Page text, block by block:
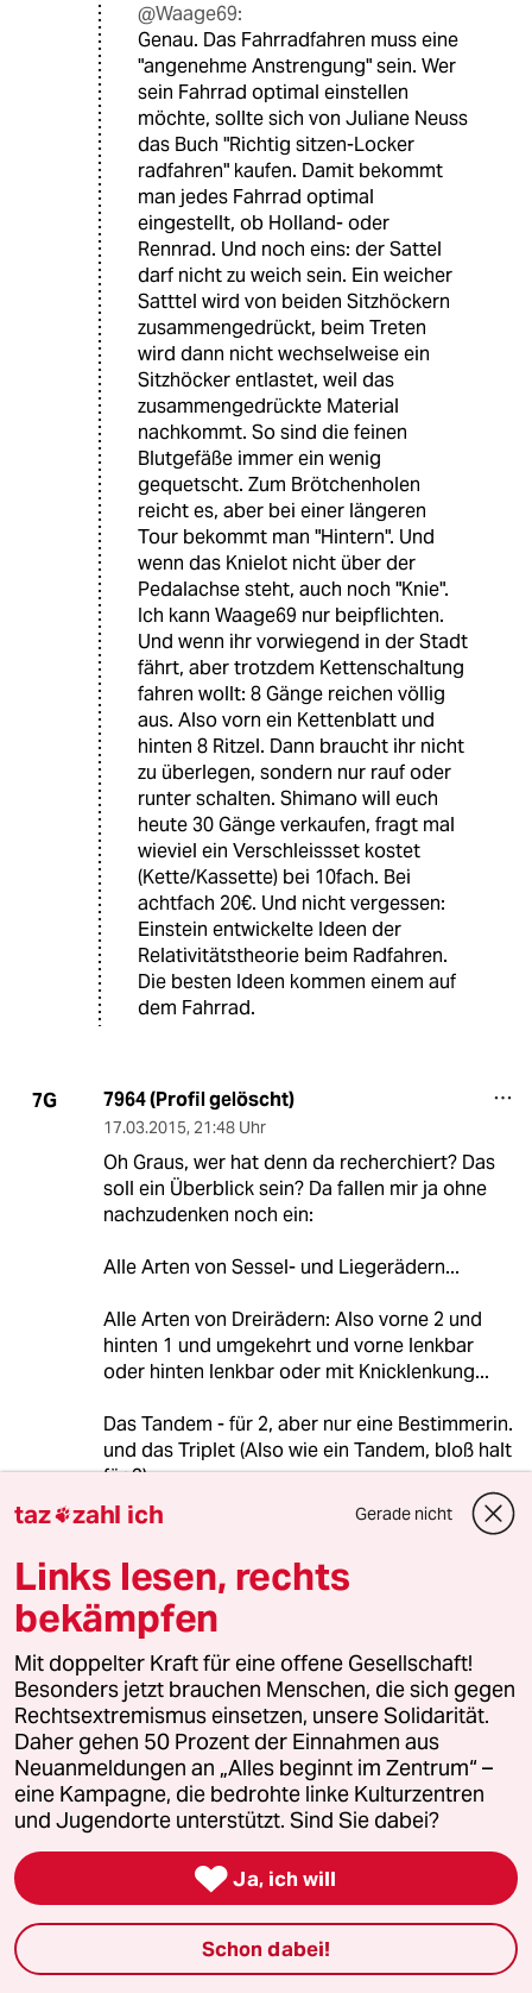
@Waage69:
Genau. Das Fahrradfahren muss eine
"angenehme Anstrengung" sein. Wer
sein Fahrrad optimal einstellen
möchte, sollte sich von Juliane Neuss
das Buch "Richtig sitzen-Locker
radfahren" kaufen. Damit bekommt
man jedes Fahrrad optimal
eingestellt, ob Holland- oder
Rennrad. Und noch eins: der Sattel
darf nicht zu weich sein. Ein weicher
Satttel wird von beiden Sitzhöckern
zusammengedrückt, beim Treten
wird dann nicht wechselweise ein
Sitzhöcker entlastet, weil das
zusammengedrückte Material
nachkommt. So sind die feinen
Blutgefäße immer ein wenig
gequetscht. Zum Brötchenholen
reicht es, aber bei einer längeren
Tour bekommt man "Hintern". Und
wenn das Knielot nicht über der
Pedalachse steht, auch noch "Knie".
Ich kann Waage69 nur beipflichten.
Und wenn ihr vorwiegend in der Stadt
fährt, aber trotzdem Kettenschaltung
fahren wollt: 8 Gänge reichen völlig
aus. Also vorn ein Kettenblatt und
hinten 8 Ritzel. Dann braucht ihr nicht
zu überlegen, sondern nur rauf oder
runter schalten. Shimano will euch
heute 30 Gänge verkaufen, fragt mal
wieviel ein Verschleissset kostet
(Kette/Kassette) bei 10fach. Bei
achtfach 20€. Und nicht vergessen:
Einstein entwickelte Ideen der
Relativitätstheorie beim Radfahren.
Die besten Ideen kommen einem auf
dem Fahrrad.
7G 7964 (Profil gelöscht)
17.03.2015, 21:48 Uhr
Oh Graus, wer hat denn da recherchiert? Das
soll ein Überblick sein? Da fallen mir ja ohne
nachzudenken noch ein:
Alle Arten von Sessel- und Liegerädern...
Alle Arten von Dreirädern: Also vorne 2 und
hinten 1 und umgekehrt und vorne lenkbar
oder hinten lenkbar oder mit Knicklenkung...
Das Tandem - für 2, aber nur eine Bestimmerin.
und das Triplet (Also wie ein Tandem, bloß halt
für 3)
Rikschas (indisch oder indonesisch)
und Exoten, wie z.B. Fahrräder mit
Seitenwagen für Lasten oder Personen.
Mit Standardrad meint der Autor vermutlich
den Diamantrahmen, der nur deswegen
so bekannt ist, weil Liegeräder für "klassische"
Radrennen verboten sind. (Die wären nämlich
schneller und das will keiner, weil sich dann die
Autos noch mehr ärgerten...)
meistkommentiert
1 Wehrplicht in Deutschland
Zwangsdienst ist nie gut, auch nicht für
taz zahl ich Gerade nicht
Links lesen, rechts
bekämpfen
Mit doppelter Kraft für eine offene Gesellschaft!
Besonders jetzt brauchen Menschen, die sich gegen
Rechtsextremismus einsetzen, unsere Solidarität.
Daher gehen 50 Prozent der Einnahmen aus
Neuanmeldungen an „Alles beginnt im Zentrum“ –
eine Kampagne, die bedrohte linke Kulturzentren
und Jugendorte unterstützt. Sind Sie dabei?
 Ja, ich will
Schon dabei!